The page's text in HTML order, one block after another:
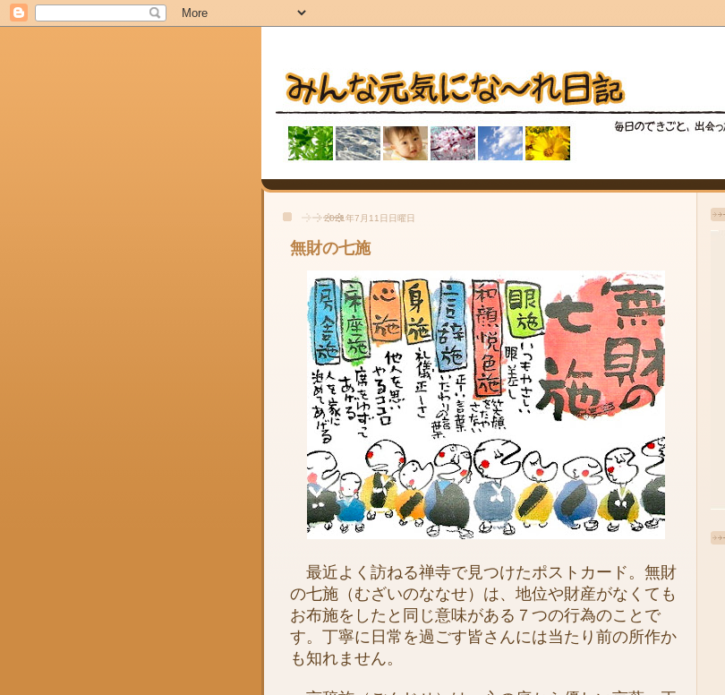
2021年7月11日日曜日
無財の七施
最近よく訪ねる禅寺で見つけたポストカード。無財
の七施（むざいのななせ）は、地位や財産がなくても
お布施をしたと同じ意味がある７つの行為のことで
す。丁寧に日常を過ごす皆さんには当たり前の所作か
も知れません。